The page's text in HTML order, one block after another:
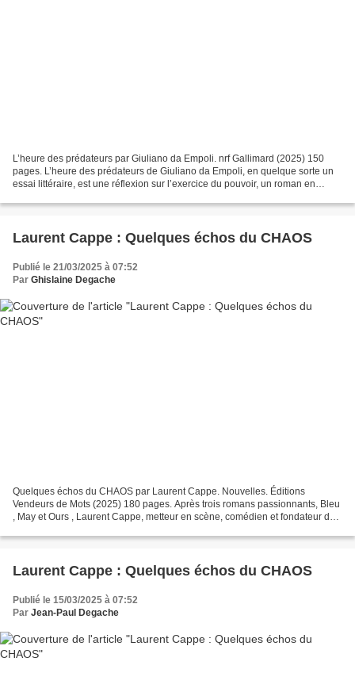
L’heure des prédateurs par Giuliano da Empoli. nrf Gallimard (2025) 150
pages. L’heure des prédateurs de Giuliano da Empoli, en quelque sorte un
essai littéraire, est une réflexion sur l’exercice du pouvoir, un roman en
Laurent Cappe : Quelques échos du CHAOS
Publié le 21/03/2025 à 07:52
Par Ghislaine Degache
Quelques échos du CHAOS par Laurent Cappe. Nouvelles. Éditions
Vendeurs de Mots (2025) 180 pages. Après trois romans passionnants, Bleu
, May et Ours , Laurent Cappe, metteur en scène, comédien et fondateur du
Laurent Cappe : Quelques échos du CHAOS
Publié le 15/03/2025 à 07:52
Par Jean-Paul Degache